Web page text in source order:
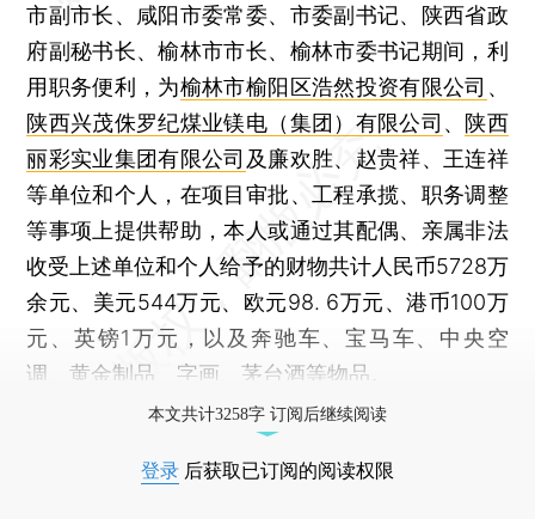
市副市长、咸阳市委常委、市委副书记、陕西省政
府副秘书长、榆林市市长、榆林市委书记期间，利
用职务便利，为榆林市榆阳区浩然投资有限公司 、
陕西兴茂侏罗纪煤业镁电（集团）有限公司 、 陕西
丽彩实业集团有限公司 及廉欢胜、赵贵祥、王连祥
等单位和个人，在项目审批、工程承揽、职务调整
等事项上提供帮助，本人或通过其配偶、亲属非法
收受上述单位和个人给予的财物共计人民币5728万
余元、美元544万元、欧元98. 6万元、港币100万
元、英镑1万元，以及奔驰车、宝马车、中央空
调、黄金制品、字画、茅台酒等物品。
本文共计3258字 订阅后继续阅读
登录 后获取已订阅的阅读权限